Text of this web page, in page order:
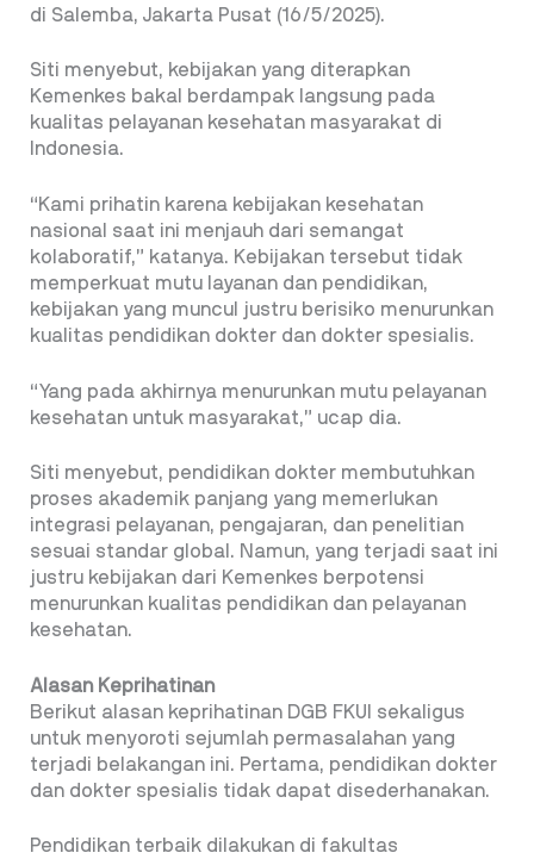
di Salemba, Jakarta Pusat (16/5/2025).
Siti menyebut, kebijakan yang diterapkan
Kemenkes bakal berdampak langsung pada
kualitas pelayanan kesehatan masyarakat di
Indonesia.
“Kami prihatin karena kebijakan kesehatan
nasional saat ini menjauh dari semangat
kolaboratif,” katanya. Kebijakan tersebut tidak
memperkuat mutu layanan dan pendidikan,
kebijakan yang muncul justru berisiko menurunkan
kualitas pendidikan dokter dan dokter spesialis.
“Yang pada akhirnya menurunkan mutu pelayanan
kesehatan untuk masyarakat,” ucap dia.
Siti menyebut, pendidikan dokter membutuhkan
proses akademik panjang yang memerlukan
integrasi pelayanan, pengajaran, dan penelitian
sesuai standar global. Namun, yang terjadi saat ini
justru kebijakan dari Kemenkes berpotensi
menurunkan kualitas pendidikan dan pelayanan
kesehatan.
Alasan Keprihatinan
Berikut alasan keprihatinan DGB FKUI sekaligus
untuk menyoroti sejumlah permasalahan yang
terjadi belakangan ini. Pertama, pendidikan dokter
dan dokter spesialis tidak dapat disederhanakan.
Pendidikan terbaik dilakukan di fakultas